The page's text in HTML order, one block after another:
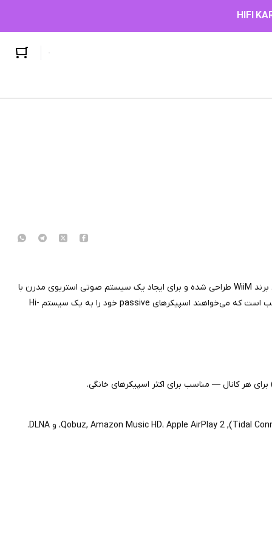
WiiM Amp یک آمپلی‌فایر دیجیتال جمع‌وجور و هوشمند است که توسط برند WiiM طراحی شده و برای ایجاد یک سیستم صوتی استریوی مدرن با
قابلیت‌های استریمینگ طراحی شده است. این دستگاه برای کسانی مناسب است که می‌خواهند اسپیکرهای passive خود را به یک سیستم Hi-